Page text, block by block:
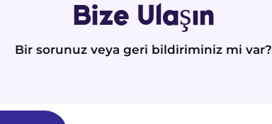
Bize Ulaşın
Bir sorunuz veya geri bildiriminiz mi var?